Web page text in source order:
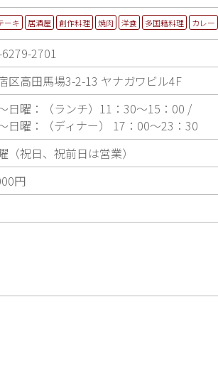
ーキ 居酒屋 創作料理 焼肉 洋食 多国籍料理 カレー
2701
区高田馬場3-2-13 ヤナガワビル4F
日曜：（ランチ）11：30～15：00 /
日曜：（ディナー） 17：00～23：30
（祝日、祝前日は営業）
円